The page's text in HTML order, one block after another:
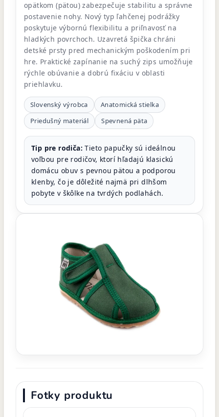
opätkom (pätou) zabezpečuje stabilitu a správne
postavenie nohy. Nový typ ľahčenej podrážky
poskytuje výbornú flexibilitu a priľnavosť na
hladkých povrchoch. Uzavretá špička chráni
detské prsty pred mechanickým poškodením pri
hre. Praktické zapínanie na suchý zips umožňuje
rýchle obúvanie a dobrú fixáciu v oblasti
priehlavku.
Slovenský výrobca
Anatomická stielka
Priedušný materiál
Spevnená päta
Tip pre rodiča: Tieto papučky sú ideálnou
voľbou pre rodičov, ktorí hľadajú klasickú
domácu obuv s pevnou pätou a podporou
klenby, čo je dôležité najmä pri dlhšom
pobyte v škôlke na tvrdých podlahách.
Fotky produktu